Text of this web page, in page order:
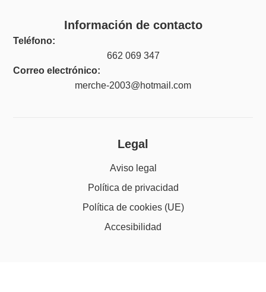
Información de contacto
Teléfono:
662 069 347
Correo electrónico:
merche-2003@hotmail.com
Legal
Aviso legal
Política de privacidad
Política de cookies (UE)
Accesibilidad